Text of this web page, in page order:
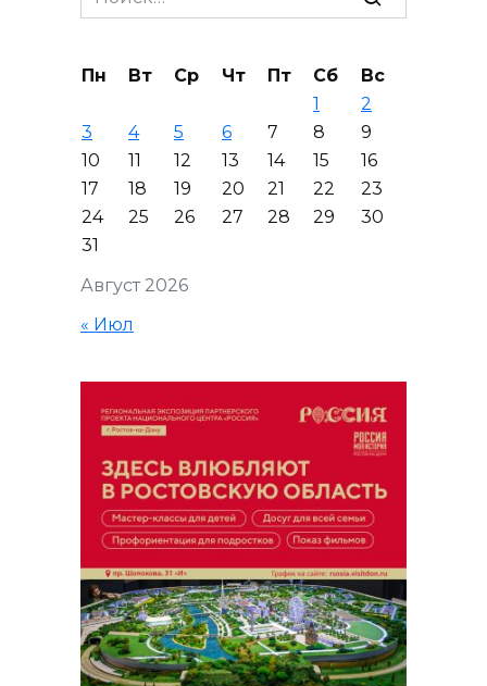
for:
Август 2026
Пн Вт Ср Чт Пт Сб
Вс
1
2
3
4 5 6 7 8
9
10
11 12 13 14 15
16
17
18 19 20 21 22
23
24
25 26 27 28 29
30
31
« Июл